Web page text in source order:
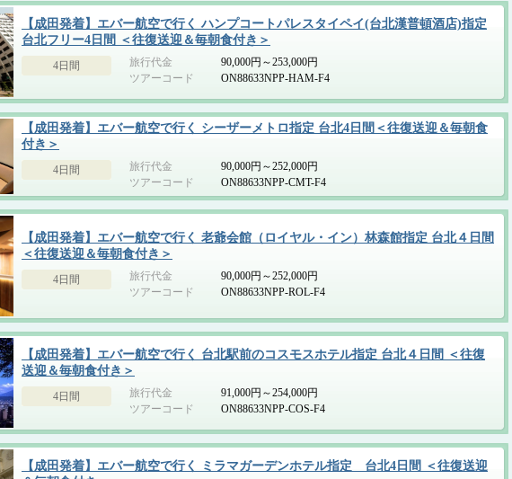
【成田発着】エバー航空で行く ハンプコートパレスタイペイ(台北漢普頓酒店)指定
台北フリー4日間 ＜往復送迎＆毎朝食付き＞
4日間 旅行代金
90,000円～253,000円
ツアーコード
ON88633NPP-HAM-F4
【成田発着】エバー航空で行く シーザーメトロ指定 台北4日間＜往復送迎＆毎朝食
付き＞
4日間 旅行代金
90,000円～252,000円
ツアーコード
ON88633NPP-CMT-F4
【成田発着】エバー航空で行く 老爺会館（ロイヤル・イン）林森館指定 台北４日間
＜往復送迎＆毎朝食付き＞
4日間 旅行代金
90,000円～252,000円
ツアーコード
ON88633NPP-ROL-F4
【成田発着】エバー航空で行く 台北駅前のコスモスホテル指定 台北４日間 ＜往復
送迎＆毎朝食付き＞
4日間 旅行代金
91,000円～254,000円
ツアーコード
ON88633NPP-COS-F4
【成田発着】エバー航空で行く ミラマガーデンホテル指定 台北4日間 ＜往復送迎